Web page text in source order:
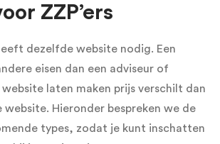
ZZP’ers
dezelfde website nodig. Een
eisen dan een adviseur of
website laten maken prijs verschilt dan
website. Hieronder bespreken we de
types, zodat je kunt inschatten